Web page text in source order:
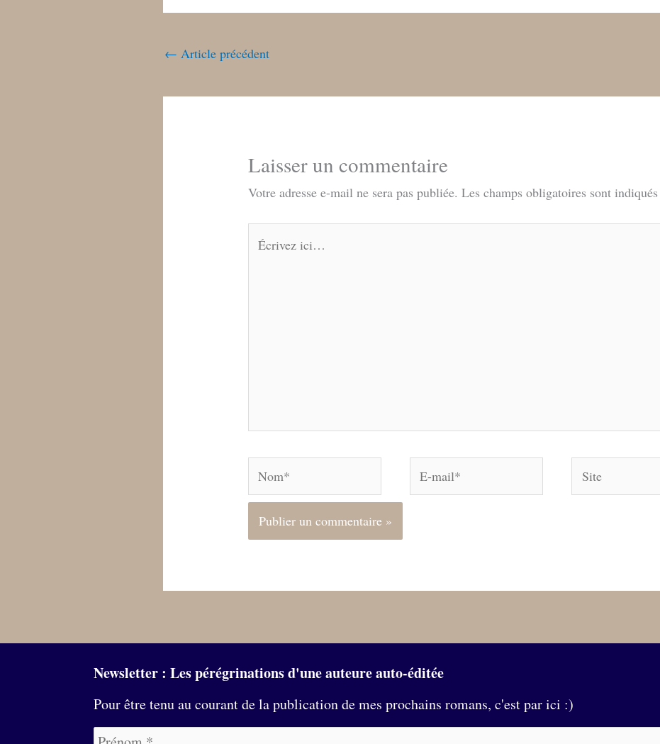
← Article précédent
Laisser un commentaire
Votre adresse e-mail ne sera pas publiée. Les champs obligatoires sont indiqués
mail*
Newsletter : Les pérégrinations d'une auteure auto-éditée
Pour être tenu au courant de la publication de mes prochains romans, c'est par ici :)